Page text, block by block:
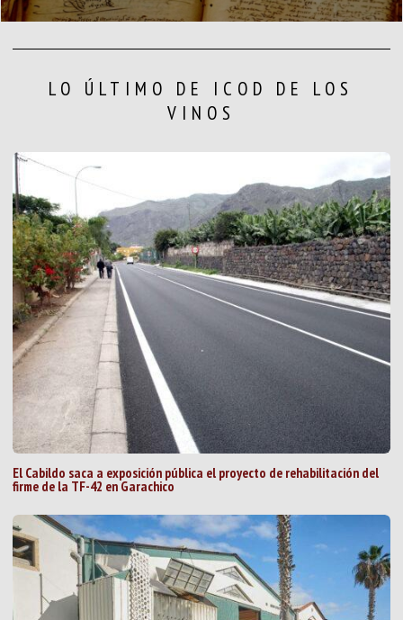
LO ÚLTIMO DE ICOD DE LOS
VINOS
El Cabildo saca a exposición pública el proyecto de rehabilitación del
firme de la TF-42 en Garachico